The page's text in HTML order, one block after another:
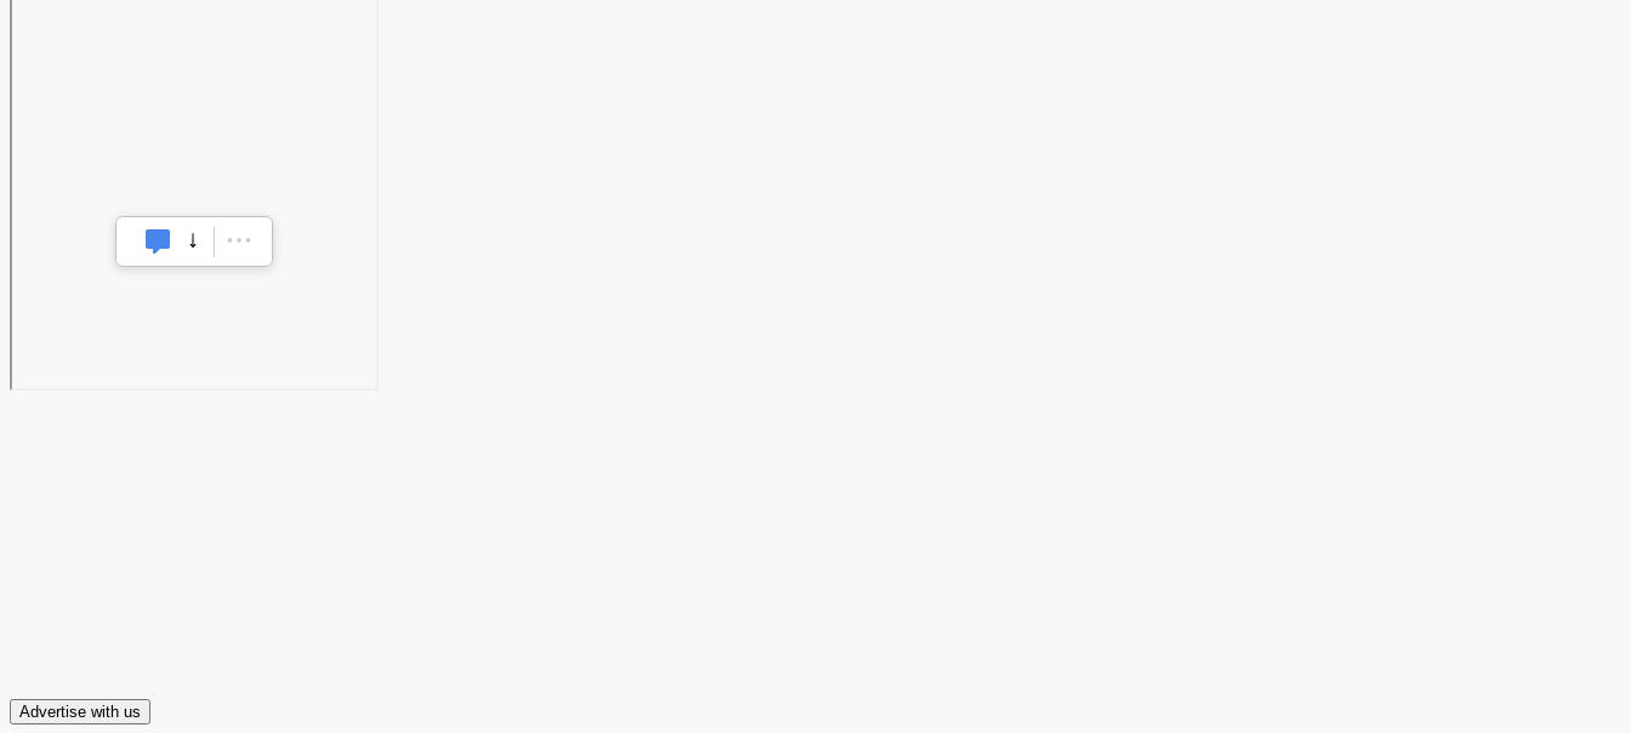
Advertise with us